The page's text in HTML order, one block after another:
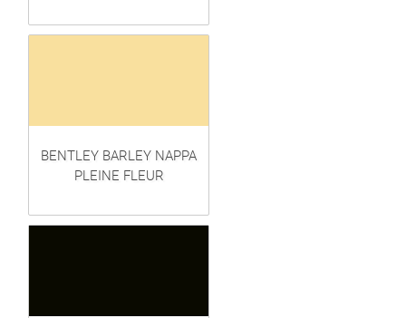
BENTLEY BARLEY NAPPA
PLEINE FLEUR